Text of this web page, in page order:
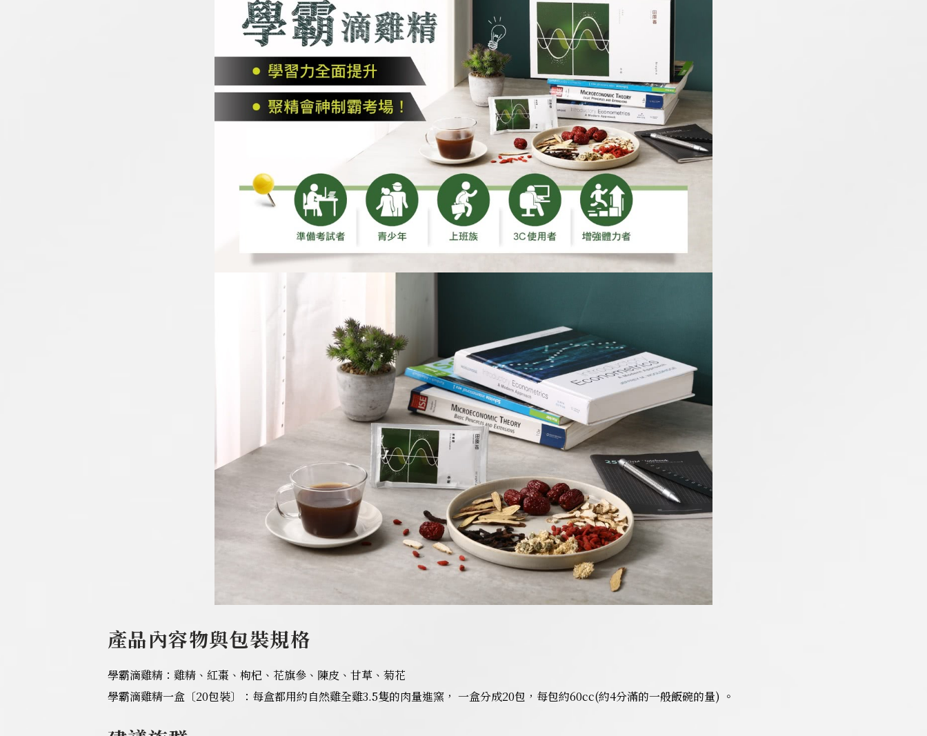
產品內容物與包裝規格
學霸滴雞精：雞精、紅棗、枸杞、花旗參、陳皮、甘草、菊花
學霸滴雞精一盒〔20包裝〕：每盒都用約自然雞全雞3.5隻的肉量進窯， 一盒分成20包，每包約60cc(約4分滿的一般飯碗的量) 。